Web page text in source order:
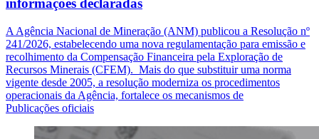
informações declaradas
A Agência Nacional de Mineração (ANM) publicou a Resolução nº
241/2026, estabelecendo uma nova regulamentação para emissão e
recolhimento da Compensação Financeira pela Exploração de
Recursos Minerais (CFEM). Mais do que substituir uma norma
vigente desde 2005, a resolução moderniza os procedimentos
operacionais da Agência, fortalece os mecanismos de
Publicações oficiais